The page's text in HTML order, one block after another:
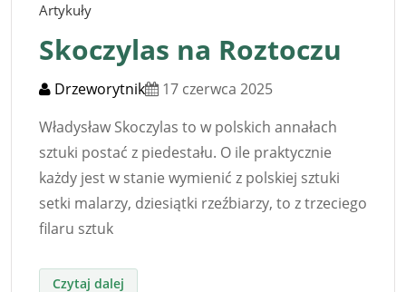
Artykuły
Skoczylas na Roztoczu
Drzeworytnik
17 czerwca 2025
Władysław Skoczylas to w polskich annałach
sztuki postać z piedestału. O ile praktycznie
każdy jest w stanie wymienić z polskiej sztuki
setki malarzy, dziesiątki rzeźbiarzy, to z trzeciego
filaru sztuk